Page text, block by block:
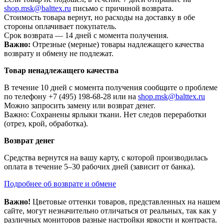
shop.msk@balttex.ru письмо с причиной возврата.
Стоимость товара вернут, но расходы на доставку в обе
стороны оплачивает покупатель.
Срок возврата — 14 дней с момента получения.
Важно: Отрезные (мерные) товары надлежащего качества
возврату и обмену не подлежат.
Товар ненадлежащего качества
В течение 10 дней с момента получения сообщите о проблеме
по телефону +7 (495) 198-68-28 или на shop.msk@balttex.ru
Можно запросить замену или возврат денег.
Важно: Сохранены ярлыки ткани. Нет следов переработки
(отрез, крой, обработка).
Возврат денег
Средства вернутся на вашу карту, с которой производилась
оплата в течение 5–30 рабочих дней (зависит от банка).
Подробнее об возврате и обмене
Важно! Цветовые оттенки товаров, представленных на нашем
сайте, могут незначительно отличаться от реальных, так как у
различных мониторов разные настройки яркости и контраста.